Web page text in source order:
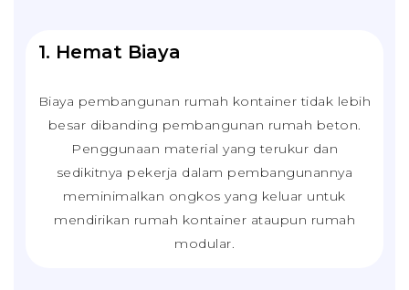
1. Hemat Biaya
Biaya pembangunan rumah kontainer tidak lebih
besar dibanding pembangunan rumah beton.
Penggunaan material yang terukur dan
sedikitnya pekerja dalam pembangunannya
meminimalkan ongkos yang keluar untuk
mendirikan rumah kontainer ataupun rumah
modular.